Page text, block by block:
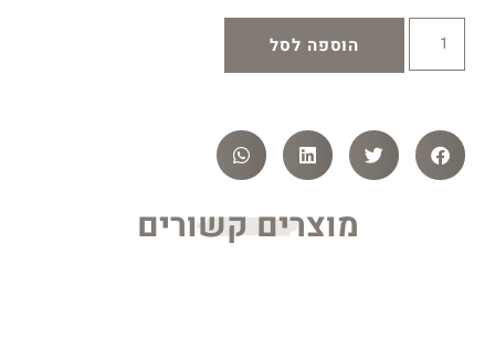
הוספה לסל
מוצרים קשורים